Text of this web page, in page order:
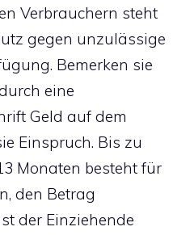
Verbrauchern steht
gegen unzulässige
Bemerken sie
eine
Geld auf dem
Einspruch. Bis zu
Monaten besteht für
den Betrag
der Einziehende